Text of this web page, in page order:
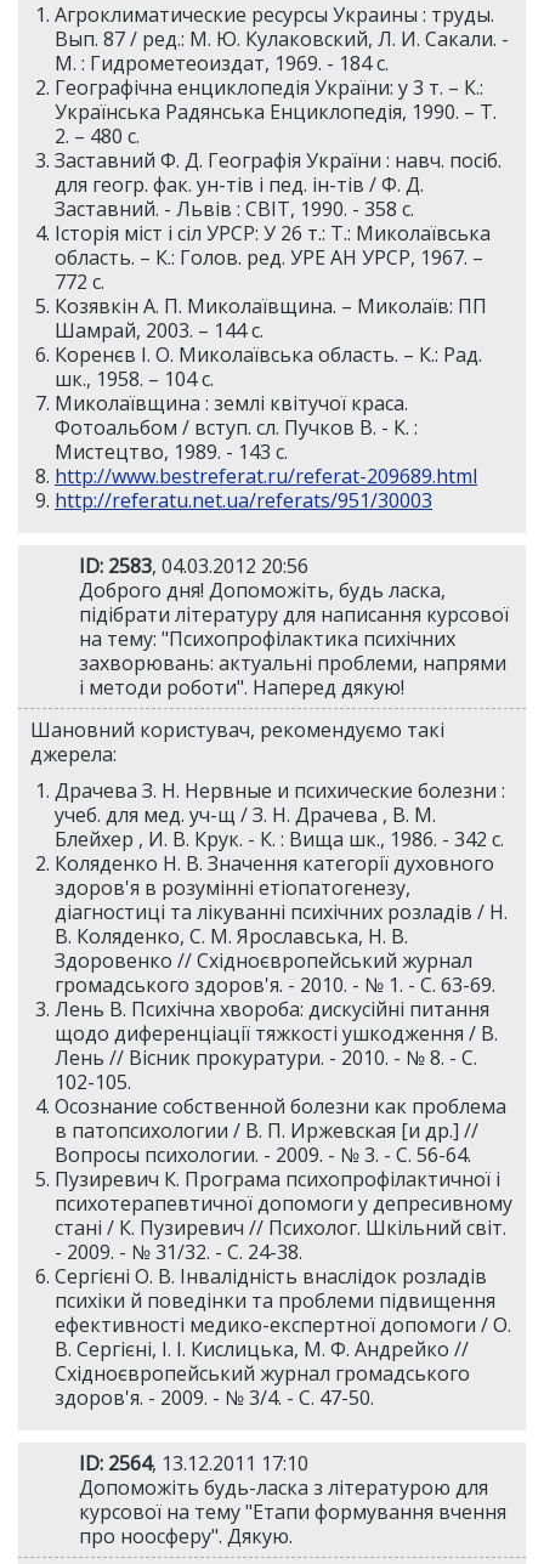
Агроклиматические ресурсы Украины : труды.
Вып. 87 / ред.: М. Ю. Кулаковский, Л. И. Сакали. -
М. : Гидрометеоиздат, 1969. - 184 с.
Географічна енциклопедія України: у 3 т. – К.:
Українська Радянська Енциклопедія, 1990. – Т.
2. – 480 с.
Заставний Ф. Д. Географія України : навч. посiб.
для геогр. фак. ун-тiв i пед. iн-тiв / Ф. Д.
Заставний. - Львів : СВIТ, 1990. - 358 c.
Історія міст і сіл УРСР: У 26 т.: Т.: Миколаївська
область. – К.: Голов. ред. УРЕ АН УРСР, 1967. –
772 с.
Козявкін А. П. Миколаївщина. – Миколаїв: ПП
Шамрай, 2003. – 144 с.
Коренєв І. О. Миколаївська область. – К.: Рад.
шк., 1958. – 104 с.
Миколаївщина : землі квітучої краса.
Фотоальбом / вступ. сл. Пучков В. - К. :
Мистецтво, 1989. - 143 c.
http://www.bestreferat.ru/referat-209689.html
http://referatu.net.ua/referats/951/30003
ID: 2583, 04.03.2012 20:56
Доброго дня! Допоможіть, будь ласка,
підібрати літературу для написання курсової
на тему: "Психопрофілактика психічних
захворювань: актуальні проблеми, напрями
і методи роботи". Наперед дякую!
Шановний користувач, рекомендуємо такі
джерела:
Драчева З. Н. Нервные и психические болезни :
учеб. для мед. уч-щ / З. Н. Драчева , В. М.
Блейхер , И. В. Крук. - К. : Вища шк., 1986. - 342 c.
Коляденко Н. В. Значення категорії духовного
здоров'я в розумінні етіопатогенезу,
діагностиці та лікуванні психічних розладів / Н.
В. Коляденко, С. М. Ярославська, Н. В.
Здоровенко // Східноєвропейський журнал
громадського здоров'я. - 2010. - № 1. - С. 63-69.
Лень В. Психічна хвороба: дискусійні питання
щодо диференціації тяжкості ушкодження / В.
Лень // Вісник прокуратури. - 2010. - № 8. - С.
102-105.
Осознание собственной болезни как проблема
в патопсихологии / В. П. Иржевская [и др.] //
Вопросы психологии. - 2009. - № 3. - С. 56-64.
Пузиревич К. Програма психопрофілактичної і
психотерапевтичної допомоги у депресивному
стані / К. Пузиревич // Психолог. Шкільний світ.
- 2009. - № 31/32. - С. 24-38.
Сергієні О. В. Інвалідність внаслідок розладів
психіки й поведінки та проблеми підвищення
ефективності медико-експертної допомоги / О.
В. Сергієні, І. І. Кислицька, М. Ф. Андрейко //
Східноєвропейський журнал громадського
здоров'я. - 2009. - № 3/4. - С. 47-50.
ID: 2564, 13.12.2011 17:10
Допоможіть будь-ласка з літературою для
курсової на тему "Етапи формування вчення
про ноосферу". Дякую.